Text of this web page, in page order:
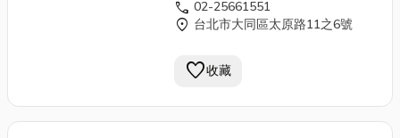
④商品售價均含稅且本公司依法
開立統一發票，故退換貨請攜帶
當次交易之發票以便於作業。
受退換貨。 ③本商品非定型成
①影像會因拍攝設備影響，跟商
品實體外觀與色澤有差異，敬請
見諒。 ②商品會因原物料、廠
商製造品質管控等影響，外觀與
３格 尺寸：外徑寬24x高8x
側8 cm 每格寬7.4x高
個280元 商品說明： ①聚苯乙
脆，無色透明。易被強酸、強
call 02-25661551
location_on 台北市大同區太原路11之6號
favorite收藏